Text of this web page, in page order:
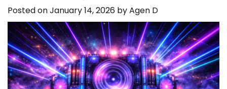
Posted onJanuary 14, 2026 byAgen D